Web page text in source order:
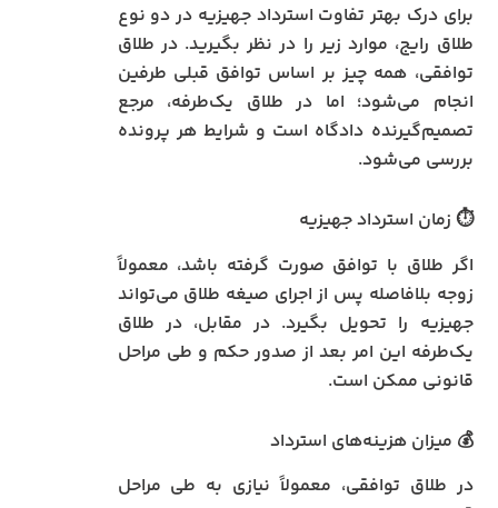
برای درک بهتر تفاوت استرداد جهیزیه در دو نوع
طلاق رایج، موارد زیر را در نظر بگیرید. در طلاق
توافقی، همه چیز بر اساس توافق قبلی طرفین
انجام می‌شود؛ اما در طلاق یک‌طرفه، مرجع
تصمیم‌گیرنده دادگاه است و شرایط هر پرونده
بررسی می‌شود.
⏱ زمان استرداد جهیزیه
اگر طلاق با توافق صورت گرفته باشد، معمولاً
زوجه بلافاصله پس از اجرای صیغه طلاق می‌تواند
جهیزیه را تحویل بگیرد. در مقابل، در طلاق
یک‌طرفه این امر بعد از صدور حکم و طی مراحل
قانونی ممکن است.
💰 میزان هزینه‌های استرداد
در طلاق توافقی، معمولاً نیازی به طی مراحل